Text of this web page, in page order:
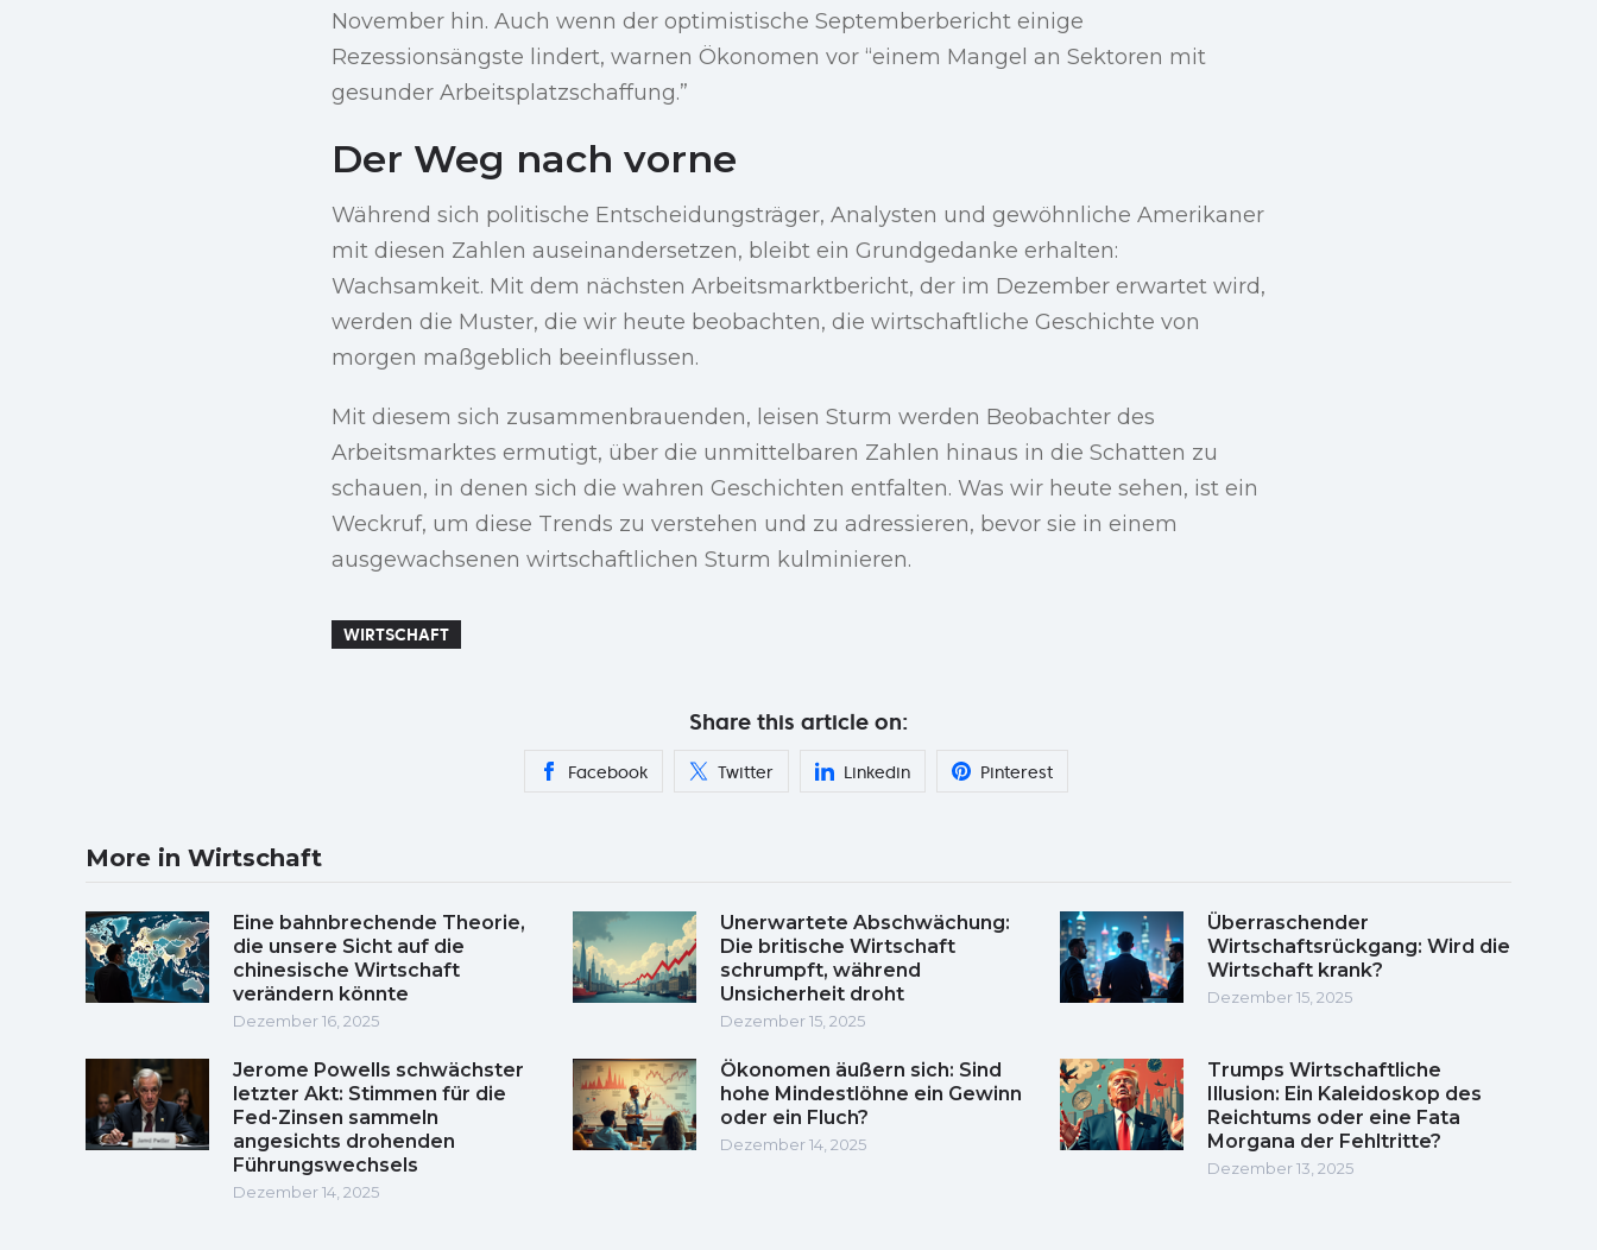
November hin. Auch wenn der optimistische Septemberbericht einige
Rezessionsängste lindert, warnen Ökonomen vor “einem Mangel an Sektoren mit
gesunder Arbeitsplatzschaffung.”
Der Weg nach vorne
Während sich politische Entscheidungsträger, Analysten und gewöhnliche Amerikaner
mit diesen Zahlen auseinandersetzen, bleibt ein Grundgedanke erhalten:
Wachsamkeit. Mit dem nächsten Arbeitsmarktbericht, der im Dezember erwartet wird,
werden die Muster, die wir heute beobachten, die wirtschaftliche Geschichte von
morgen maßgeblich beeinflussen.
Mit diesem sich zusammenbrauenden, leisen Sturm werden Beobachter des
Arbeitsmarktes ermutigt, über die unmittelbaren Zahlen hinaus in die Schatten zu
schauen, in denen sich die wahren Geschichten entfalten. Was wir heute sehen, ist ein
Weckruf, um diese Trends zu verstehen und zu adressieren, bevor sie in einem
ausgewachsenen wirtschaftlichen Sturm kulminieren.
WIRTSCHAFT
Share this article on:
Facebook Twitter Linkedin Pinterest
More in Wirtschaft
Eine bahnbrechende Theorie,
die unsere Sicht auf die
chinesische Wirtschaft
verändern könnte
Dezember 16, 2025
Unerwartete Abschwächung:
Die britische Wirtschaft
schrumpft, während
Unsicherheit droht
Dezember 15, 2025
Überraschender
Wirtschaftsrückgang: Wird die
Wirtschaft krank?
Dezember 15, 2025
Jerome Powells schwächster
letzter Akt: Stimmen für die
Fed-Zinsen sammeln
angesichts drohenden
Führungswechsels
Dezember 14, 2025
Ökonomen äußern sich: Sind
hohe Mindestlöhne ein Gewinn
oder ein Fluch?
Dezember 14, 2025
Trumps Wirtschaftliche
Illusion: Ein Kaleidoskop des
Reichtums oder eine Fata
Morgana der Fehltritte?
Dezember 13, 2025